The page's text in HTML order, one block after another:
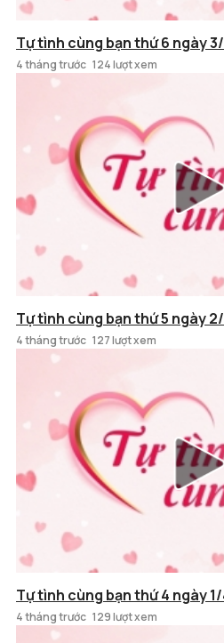
Tự tình cùng bạn thứ 6 ngày
4 tháng trước 124 lượt xem
Tự tình cùng bạn thứ 5 ngày
4 tháng trước 127 lượt xem
Tự tình cùng bạn thứ 4 ngày
4 tháng trước 129 lượt xem